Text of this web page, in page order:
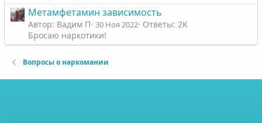
Метамфетамин зависимость
Автор: Вадим П 30 Ноя 2022 Ответы: 2K
Бросаю наркотики!
Вопросы о наркомании